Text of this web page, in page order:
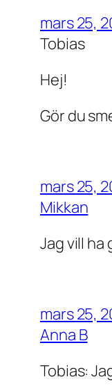
mars 25,
Tobias
Hej!
Gör du
mars 25,
Mikkan
Jag vill
mars 25,
Anna B
Tobias: